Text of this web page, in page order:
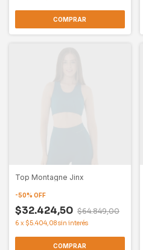
COMPRAR
Top Montagne Jinx
-50% OFF
$32.424,50 $64.849,00
6 x $5.404,08sin interés
COMPRAR